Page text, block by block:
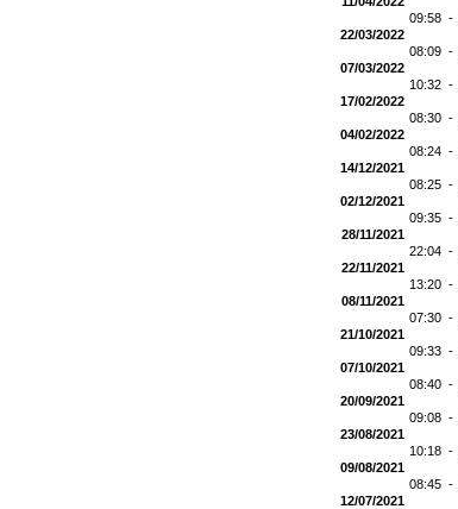
09:58 -
22/03/2022
08:09 -
07/03/2022
10:32 -
17/02/2022
08:30 -
04/02/2022
08:24 -
14/12/2021
08:25 -
02/12/2021
09:35 -
28/11/2021
22:04 -
22/11/2021
13:20 -
08/11/2021
07:30 -
21/10/2021
09:33 -
07/10/2021
08:40 -
20/09/2021
09:08 -
23/08/2021
10:18 -
09/08/2021
08:45 -
12/07/2021